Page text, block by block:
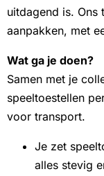
uitdagend is. Ons
aanpakken, met
Wat ga je doen?
Samen met je
speeltoestellen
voor transport.
Je zet
alles stevig